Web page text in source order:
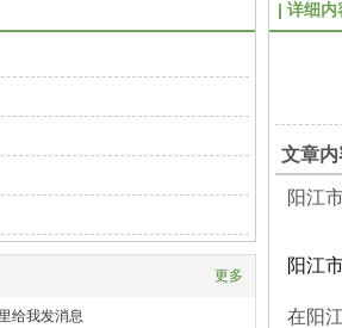
更多
详细内
文章内
阳江
阳江
在阳